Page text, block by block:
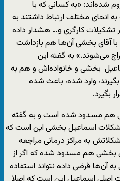
شده‌اند: «به کسانی که با
انحای مختلف ارتباط داشتند به
تشکیلات کارگری و… هشدار داده
آقای بخشی آن‌ها هم بازداشت
می‌شوند.» به گفته این
بخشی و خانواده‌اش و هم به
وارد شده، باعث شده
بگیرد.
هم مسدود شده است و به گفته
اسماعیل بخشی این است که
به مراکز درمانی مراجعه
بخشی هم مسدود شده که اگر از
آن‌ها قرضی داده نتواند استفاده